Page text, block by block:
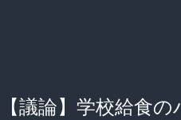
【議論】学校給食